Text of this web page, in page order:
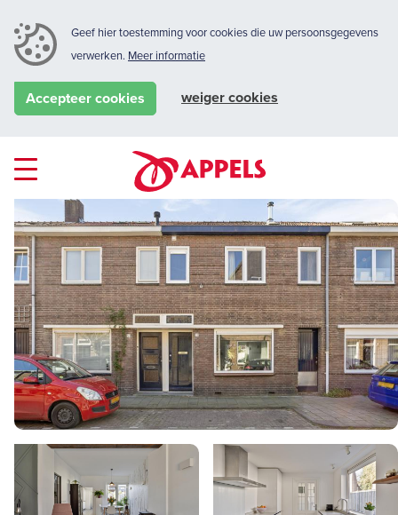
Geef hier toestemming voor cookies die uw persoonsgegevens
verwerken. Meer informatie
Accepteer cookies weiger cookies